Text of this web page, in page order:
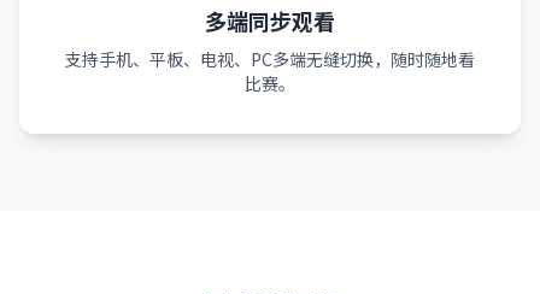
多端同步观看
支持手机、平板、电视、PC多端无缝切换，随时随地看
比赛。